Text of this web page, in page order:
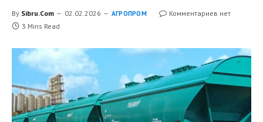
By Sibru.Com 02.02.2026 АГРОПРОМ
Комментариев нет
3 Mins Read